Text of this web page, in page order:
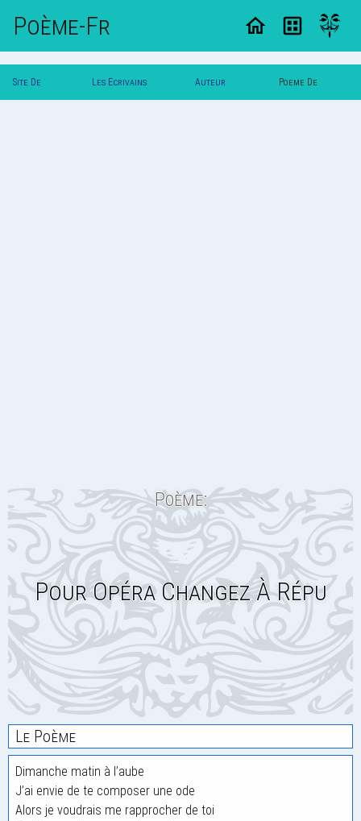
Poème-Fr
Site De Les Ecrivains Auteur Poeme De
Poème:
Pour Opéra Changez À Répu
Le Poème
Dimanche matin à l’aube
J’ai envie de te composer une ode
Alors je voudrais me rapprocher de toi